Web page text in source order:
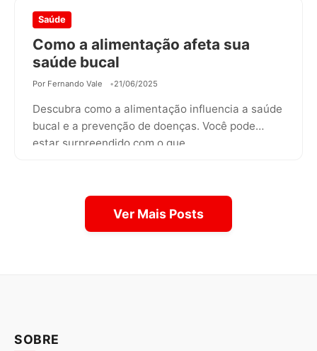
Saúde
Como a alimentação afeta sua
saúde bucal
Por Fernando Vale 21/06/2025
Descubra como a alimentação influencia a saúde
bucal e a prevenção de doenças. Você pode
estar surpreendido com o que…
Ver Mais Posts
SOBRE